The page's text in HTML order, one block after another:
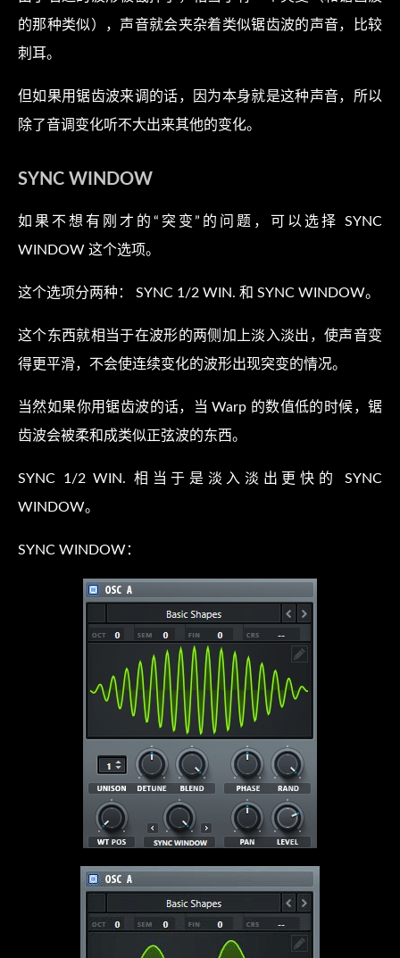
的那种类似），声音就会夹杂着类似锯齿波的声音，比较
刺耳。
但如果用锯齿波来调的话，因为本身就是这种声音，所以
除了音调变化听不大出来其他的变化。
SYNC WINDOW
如果不想有刚才的“突变”的问题，可以选择 SYNC
WINDOW 这个选项。
这个选项分两种： SYNC 1/2 WIN. 和 SYNC WINDOW。
这个东西就相当于在波形的两侧加上淡入淡出，使声音变
得更平滑，不会使连续变化的波形出现突变的情况。
当然如果你用锯齿波的话，当 Warp 的数值低的时候，锯
齿波会被柔和成类似正弦波的东西。
SYNC 1/2 WIN. 相当于是淡入淡出更快的 SYNC
WINDOW。
SYNC WINDOW：